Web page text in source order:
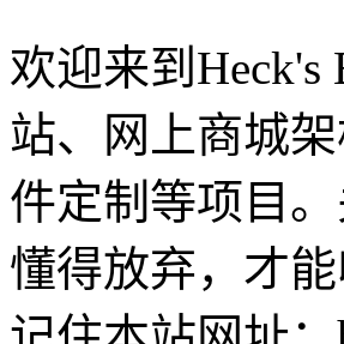
欢迎来到
站、网上商城
件定制等项目
懂得放弃，才